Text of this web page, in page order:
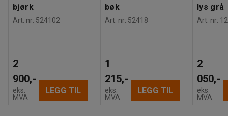
bjørk
Art. nr: 524102
2
900,-
eks.
MVA
LEGG TIL
bøk
Art. nr: 52418
1
215,-
eks.
MVA
LEGG TIL
lys grå
Art. nr:
2
050,-
eks.
MVA